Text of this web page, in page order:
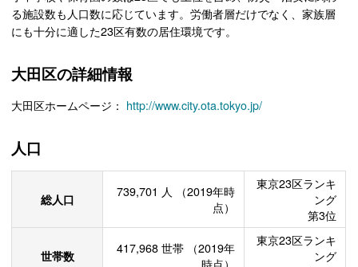
る施設数も人口数に応じています。労働者層だけでなく、家族層
にも十分に適した23区有数の居住環境です。
大田区の詳細情報
大田区ホームページ： http://www.city.ota.tokyo.jp/
人口
総人口 739,701 人
（2019年時
点）
東京23区ランキ
ング
第3位
世帯数 417,968 世帯
（2019年
時点）
東京23区ランキ
ング